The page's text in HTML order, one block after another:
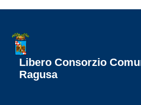
Libero Consorzio
Ragusa